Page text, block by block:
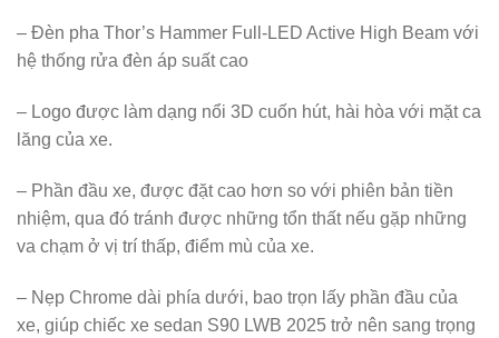
– Đèn pha Thor’s Hammer Full-LED Active High Beam với
hệ thống rửa đèn áp suất cao
– Logo được làm dạng nổi 3D cuốn hút, hài hòa với mặt ca
lăng của xe.
– Phần đầu xe, được đặt cao hơn so với phiên bản tiền
nhiệm, qua đó tránh được những tổn thất nếu gặp những
va chạm ở vị trí thấp, điểm mù của xe.
– Nẹp Chrome dài phía dưới, bao trọn lấy phần đầu của
xe, giúp chiếc xe sedan S90 LWB 2025 trở nên sang trọng